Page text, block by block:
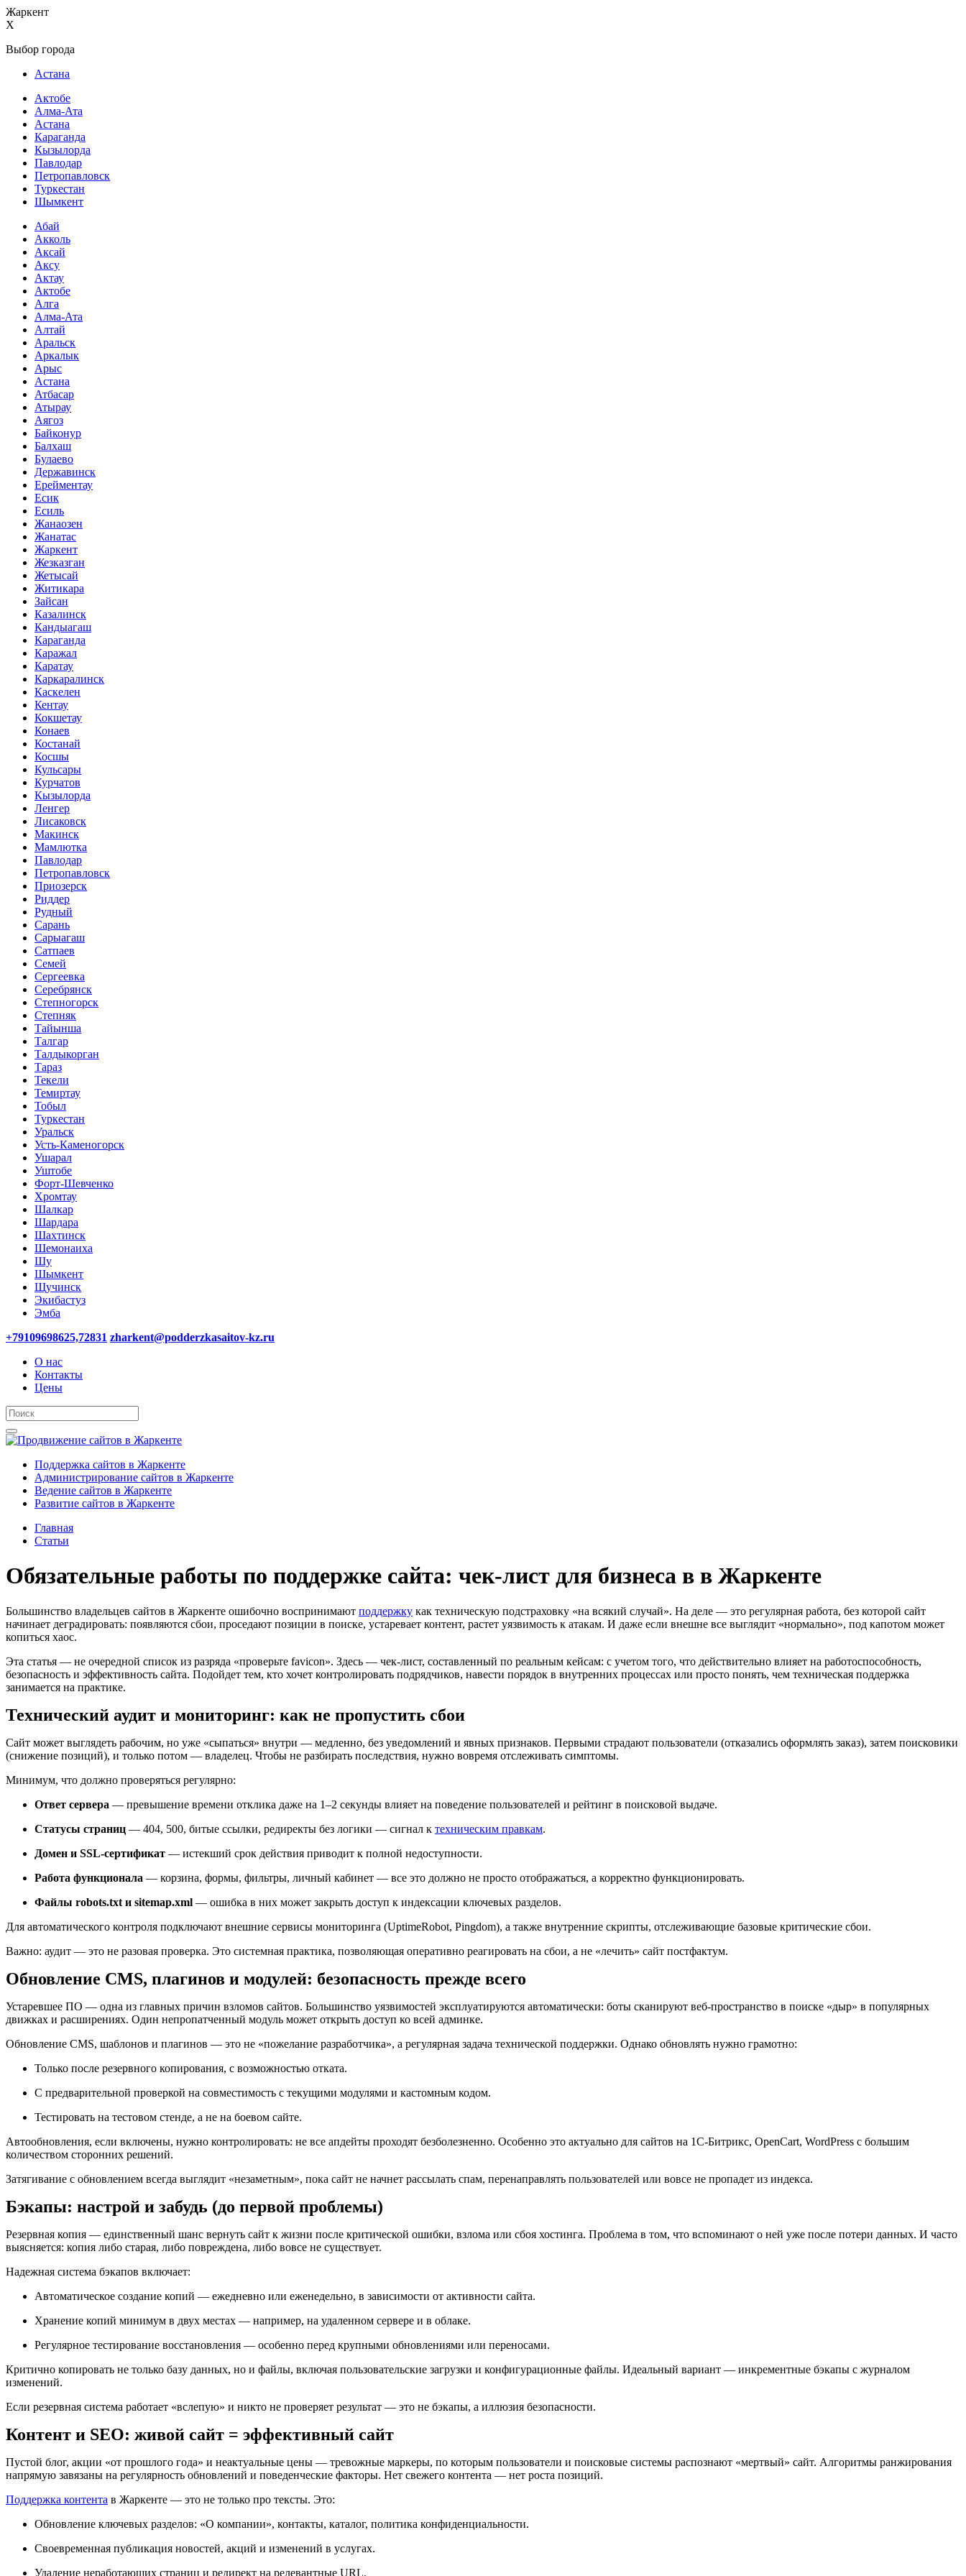
Жаркент
X
Выбор города
Астана
Актобе
Алма-Ата
Астана
Караганда
Кызылорда
Павлодар
Петропавловск
Туркестан
Шымкент
Абай
Акколь
Аксай
Аксу
Актау
Актобе
Алга
Алма-Ата
Алтай
Аральск
Аркалык
Арыс
Астана
Атбасар
Атырау
Аягоз
Байконур
Балхаш
Булаево
Державинск
Ерейментау
Есик
Есиль
Жанаозен
Жанатас
Жаркент
Жезказган
Жетысай
Житикара
Зайсан
Казалинск
Кандыагаш
Караганда
Каражал
Каратау
Каркаралинск
Каскелен
Кентау
Кокшетау
Конаев
Костанай
Косшы
Кульсары
Курчатов
Кызылорда
Ленгер
Лисаковск
Макинск
Мамлютка
Павлодар
Петропавловск
Приозерск
Риддер
Рудный
Сарань
Сарыагаш
Сатпаев
Семей
Сергеевка
Серебрянск
Степногорск
Степняк
Тайынша
Талгар
Талдыкорган
Тараз
Текели
Темиртау
Тобыл
Туркестан
Уральск
Усть-Каменогорск
Ушарал
Уштобе
Форт-Шевченко
Хромтау
Шалкар
Шардара
Шахтинск
Шемонаиха
Шу
Шымкент
Щучинск
Экибастуз
Эмба
+79109698625,72831 zharkent@podderzkasaitov-kz.ru
О нас
Контакты
Цены
Поддержка сайтов в Жаркенте
Администрирование сайтов в Жаркенте
Ведение сайтов в Жаркенте
Развитие сайтов в Жаркенте
Главная
Статьи
Обязательные работы по поддержке сайта: чек-лист для бизнеса в в Жаркенте
Большинство владельцев сайтов в Жаркенте ошибочно воспринимают поддержку как техническую подстраховку «на всякий случай». На деле — это регулярная работа, без которой сайт
начинает деградировать: появляются сбои, проседают позиции в поиске, устаревает контент, растет уязвимость к атакам. И даже если внешне все выглядит «нормально», под капотом может
копиться хаос.
Эта статья — не очередной список из разряда «проверьте favicon». Здесь — чек-лист, составленный по реальным кейсам: с учетом того, что действительно влияет на работоспособность,
безопасность и эффективность сайта. Подойдет тем, кто хочет контролировать подрядчиков, навести порядок в внутренних процессах или просто понять, чем техническая поддержка
занимается на практике.
Технический аудит и мониторинг: как не пропустить сбои
Сайт может выглядеть рабочим, но уже «сыпаться» внутри — медленно, без уведомлений и явных признаков. Первыми страдают пользователи (отказались оформлять заказ), затем поисковики
(снижение позиций), и только потом — владелец. Чтобы не разбирать последствия, нужно вовремя отслеживать симптомы.
Минимум, что должно проверяться регулярно:
Ответ сервера — превышение времени отклика даже на 1–2 секунды влияет на поведение пользователей и рейтинг в поисковой выдаче.
Статусы страниц — 404, 500, битые ссылки, редиректы без логики — сигнал к техническим правкам.
Домен и SSL-сертификат — истекший срок действия приводит к полной недоступности.
Работа функционала — корзина, формы, фильтры, личный кабинет — все это должно не просто отображаться, а корректно функционировать.
Файлы robots.txt и sitemap.xml — ошибка в них может закрыть доступ к индексации ключевых разделов.
Для автоматического контроля подключают внешние сервисы мониторинга (UptimeRobot, Pingdom), а также внутренние скрипты, отслеживающие базовые критические сбои.
Важно: аудит — это не разовая проверка. Это системная практика, позволяющая оперативно реагировать на сбои, а не «лечить» сайт постфактум.
Обновление CMS, плагинов и модулей: безопасность прежде всего
Устаревшее ПО — одна из главных причин взломов сайтов. Большинство уязвимостей эксплуатируются автоматически: боты сканируют веб-пространство в поиске «дыр» в популярных
движках и расширениях. Один непропатченный модуль может открыть доступ ко всей админке.
Обновление CMS, шаблонов и плагинов — это не «пожелание разработчика», а регулярная задача технической поддержки. Однако обновлять нужно грамотно:
Только после резервного копирования, с возможностью отката.
С предварительной проверкой на совместимость с текущими модулями и кастомным кодом.
Тестировать на тестовом стенде, а не на боевом сайте.
Автообновления, если включены, нужно контролировать: не все апдейты проходят безболезненно. Особенно это актуально для сайтов на 1С-Битрикс, OpenCart, WordPress с большим
количеством сторонних решений.
Затягивание с обновлением всегда выглядит «незаметным», пока сайт не начнет рассылать спам, перенаправлять пользователей или вовсе не пропадет из индекса.
Бэкапы: настрой и забудь (до первой проблемы)
Резервная копия — единственный шанс вернуть сайт к жизни после критической ошибки, взлома или сбоя хостинга. Проблема в том, что вспоминают о ней уже после потери данных. И часто
выясняется: копия либо старая, либо повреждена, либо вовсе не существует.
Надежная система бэкапов включает:
Автоматическое создание копий — ежедневно или еженедельно, в зависимости от активности сайта.
Хранение копий минимум в двух местах — например, на удаленном сервере и в облаке.
Регулярное тестирование восстановления — особенно перед крупными обновлениями или переносами.
Критично копировать не только базу данных, но и файлы, включая пользовательские загрузки и конфигурационные файлы. Идеальный вариант — инкрементные бэкапы с журналом
изменений.
Если резервная система работает «вслепую» и никто не проверяет результат — это не бэкапы, а иллюзия безопасности.
Контент и SEO: живой сайт = эффективный сайт
Пустой блог, акции «от прошлого года» и неактуальные цены — тревожные маркеры, по которым пользователи и поисковые системы распознают «мертвый» сайт. Алгоритмы ранжирования
напрямую завязаны на регулярность обновлений и поведенческие факторы. Нет свежего контента — нет роста позиций.
Поддержка контента в Жаркенте — это не только про тексты. Это:
Обновление ключевых разделов: «О компании», контакты, каталог, политика конфиденциальности.
Своевременная публикация новостей, акций и изменений в услугах.
Удаление неработающих страниц и редирект на релевантные URL.